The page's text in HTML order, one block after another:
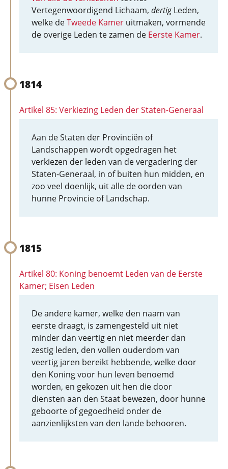
Vertegenwoordigend Lichaam, dertigLeden,
welke deTweede Kamer uitmaken, vormende
de overige Leden te zamen de Eerste Kamer.
1814
Artikel 85: Verkiezing Leden der Staten-Generaal
Aan de Staten der Provinciën of
Landschappen wordt opgedragen het
verkiezen der leden van de vergadering der
Staten-Generaal, in of buiten hun midden, en
zoo veel doenlijk, uit alle de oorden van
hunne Provincie of Landschap.
1815
Artikel 80: Koning benoemt Leden van de Eerste
Kamer; Eisen Leden
De andere kamer, welke den naam van
eerste draagt, is zamengesteld uit niet
minder dan veertig en niet meerder dan
zestig leden, den vollen ouderdom van
veertig jaren bereikt hebbende, welke door
den Koning voor hun leven benoemd
worden, en gekozen uit hen die door
diensten aan den Staat bewezen, door hunne
geboorte of gegoedheid onder de
aanzienlijksten van den lande behooren.